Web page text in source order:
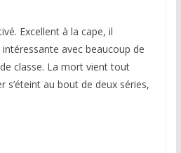
Excellent à la cape, il
avec beaucoup de
classe. La mort vient tout
s’éteint au bout de deux séries,